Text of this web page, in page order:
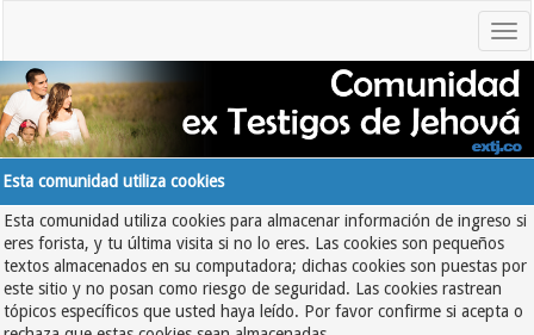
Esta comunidad utiliza cookies
Esta comunidad utiliza cookies para almacenar información de ingreso si
eres forista, y tu última visita si no lo eres. Las cookies son pequeños
textos almacenados en su computadora; dichas cookies son puestas por
este sitio y no posan como riesgo de seguridad. Las cookies rastrean
tópicos específicos que usted haya leído. Por favor confirme si acepta o